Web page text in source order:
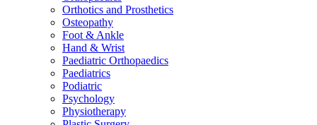
Orthotics and Prosthetics
Osteopathy
Foot & Ankle
Hand & Wrist
Paediatric Orthopaedics
Paediatrics
Podiatric
Psychology
Physiotherapy